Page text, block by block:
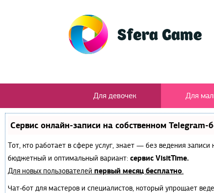
Для девочек Для
Сервис онлайн-записи на собственном Telegram-
Тот, кто работает в сфере услуг, знает — без ведения
бюджетный и оптимальный вариант: сервис VisitTime.
Для новых пользователей первый месяц бесплатно.
Чат-бот для мастеров и специалистов, который упрощает